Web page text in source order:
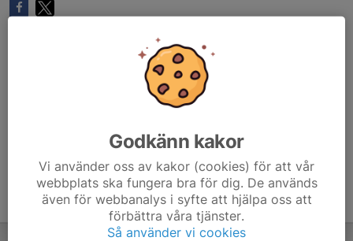
Godkänn kakor
Vi använder oss av kakor (cookies) för att vår
webbplats ska fungera bra för dig. De används
även för webbanalys i syfte att hjälpa oss att
förbättra våra tjänster.
Så använder vi cookies